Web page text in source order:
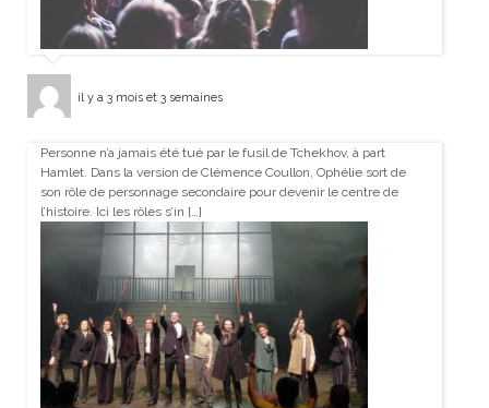
il y a 3 mois et 3 semaines
Personne n’a jamais été tué par le fusil de Tchekhov, à part
Hamlet. Dans la version de Clémence Coullon, Ophélie sort de
son rôle de personnage secondaire pour devenir le centre de
l’histoire. Ici les rôles s’in […]